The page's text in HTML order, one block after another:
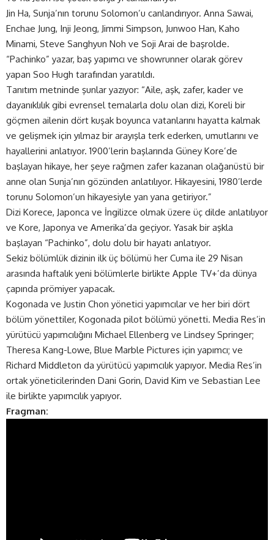
Jin Ha, Sunja’nın torunu Solomon’u canlandırıyor. Anna Sawai,
Enchae Jung, Inji Jeong, Jimmi Simpson, Junwoo Han, Kaho
Minami, Steve Sanghyun Noh ve Soji Arai de başrolde.
“Pachinko” yazar, baş yapımcı ve showrunner olarak görev
yapan Soo Hugh tarafından yaratıldı.
Tanıtım metninde şunlar yazıyor: “Aile, aşk, zafer, kader ve
dayanıklılık gibi evrensel temalarla dolu olan dizi, Koreli bir
göçmen ailenin dört kuşak boyunca vatanlarını hayatta kalmak
ve gelişmek için yılmaz bir arayışla terk ederken, umutlarını ve
hayallerini anlatıyor. 1900’lerin başlarında Güney Kore’de
başlayan hikaye, her şeye rağmen zafer kazanan olağanüstü bir
anne olan Sunja’nın gözünden anlatılıyor. Hikayesini, 1980’lerde
torunu Solomon’un hikayesiyle yan yana getiriyor.”
Dizi Korece, Japonca ve İngilizce olmak üzere üç dilde anlatılıyor
ve Kore, Japonya ve Amerika’da geçiyor. Yasak bir aşkla
başlayan “Pachinko”, dolu dolu bir hayatı anlatıyor.
Sekiz bölümlük dizinin ilk üç bölümü her Cuma ile 29 Nisan
arasında haftalık yeni bölümlerle birlikte Apple TV+’da dünya
çapında prömiyer yapacak.
Kogonada ve Justin Chon yönetici yapımcılar ve her biri dört
bölüm yönettiler, Kogonada pilot bölümü yönetti. Media Res’in
yürütücü yapımcılığını Michael Ellenberg ve Lindsey Springer;
Theresa Kang-Lowe, Blue Marble Pictures için yapımcı; ve
Richard Middleton da yürütücü yapımcılık yapıyor. Media Res’in
ortak yöneticilerinden Dani Gorin, David Kim ve Sebastian Lee
ile birlikte yapımcılık yapıyor.
Fragman: